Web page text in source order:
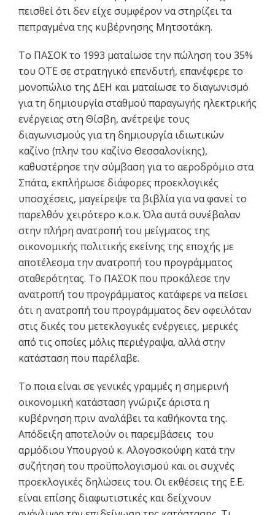
πεισθεί ότι δεν είχε συμφέρον να στηρίζει τα
πεπραγμένα της κυβέρνησης Μητσοτάκη.
Το ΠΑΣΟΚ το 1993 ματαίωσε την πώληση του 35%
του ΟΤΕ σε στρατηγικό επενδυτή, επανέφερε το
μονοπώλιο της ΔΕΗ και ματαίωσε το διαγωνισμό
για τη δημιουργία σταθμού παραγωγής ηλεκτρικής
ενέργειας στη Θίσβη, ανέτρεψε τους
διαγωνισμούς για τη δημιουργία ιδιωτικών
καζίνο (πλην του καζίνο Θεσσαλονίκης),
καθυστέρησε την σύμβαση για το αεροδρόμιο στα
Σπάτα, εκπλήρωσε διάφορες προεκλογικές
υποσχέσεις, μαγείρεψε τα βιβλία για να φανεί το
παρελθόν χειρότερο κ.ο.κ. Όλα αυτά συνέβαλαν
στην πλήρη ανατροπή του μείγματος της
οικονομικής πολιτικής εκείνης της εποχής με
αποτέλεσμα την ανατροπή του προγράμματος
σταθερότητας. Το ΠΑΣΟΚ που προκάλεσε την
ανατροπή του προγράμματος κατάφερε να πείσει
ότι η ανατροπή του προγράμματος δεν οφειλόταν
στις δικές του μετεκλογικές ενέργειες, μερικές
από τις οποίες μόλις περιέγραψα, αλλά στην
κατάσταση που παρέλαβε.
Το ποια είναι σε γενικές γραμμές η σημερινή
οικονομική κατάσταση γνώριζε άριστα η
κυβέρνηση πριν αναλάβει τα καθήκοντα της.
Απόδειξη αποτελούν οι παρεμβάσεις του
αρμόδιου Υπουργού κ. Αλογοσκούφη κατά την
συζήτηση του προϋπολογισμού και οι συχνές
προεκλογικές δηλώσεις του. Οι εκθέσεις της Ε.Ε.
είναι επίσης διαφωτιστικές και δείχνουν